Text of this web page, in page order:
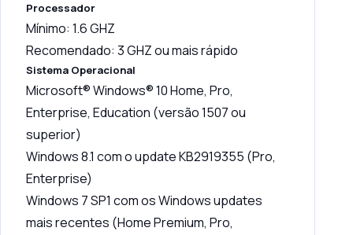
Processador
Mínimo: 1.6 GHZ
Recomendado: 3 GHZ ou mais rápido
Sistema Operacional
Microsoft® Windows® 10 Home, Pro,
Enterprise, Education (versão 1507 ou
superior)
Windows 8.1 com o update KB2919355 (Pro,
Enterprise)
Windows 7 SP1 com os Windows updates
mais recentes (Home Premium, Pro,